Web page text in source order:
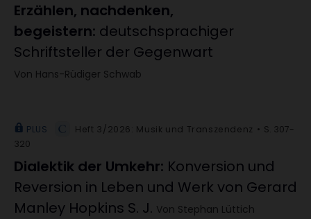
Erzählen, nachdenken,
begeistern: deutschsprachiger
Schriftsteller der Gegenwart
Von Hans-Rüdiger Schwab
PLUS Heft 3/2026: Musik und Transzendenz
S. 307-
320
Dialektik der Umkehr: Konversion und
Reversion in Leben und Werk von Gerard
Manley Hopkins S. J. Von Stephan Lüttich